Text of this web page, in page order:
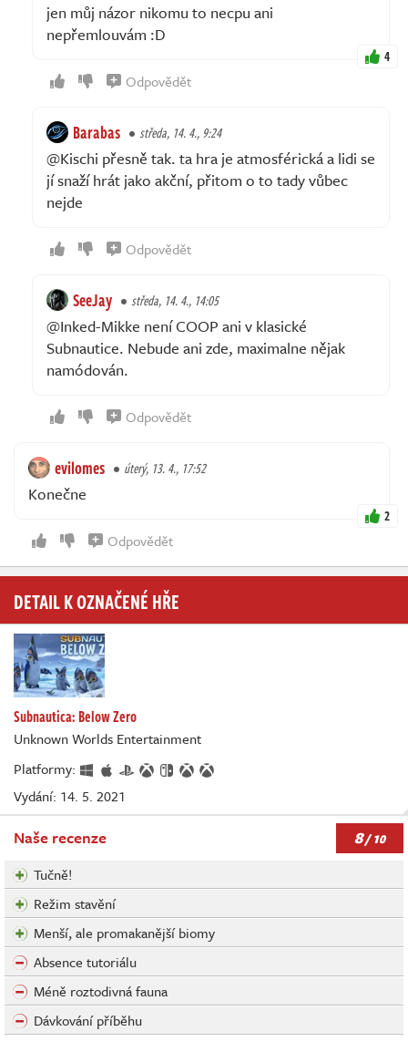
jen můj názor nikomu to necpu ani
nepřemlouvám :D
4
Odpovědět
Barabas středa, 14. 4., 9:24
@Kischi přesně tak. ta hra je atmosférická a lidi se
jí snaží hrát jako akční, přitom o to tady vůbec
nejde
Odpovědět
SeeJay středa, 14. 4., 14:05
@Inked-Mikke není COOP ani v klasické
Subnautice. Nebude ani zde, maximalne nějak
namódován.
Odpovědět
evilomes úterý, 13. 4., 17:52
Konečne
2
Odpovědět
DETAIL K OZNAČENÉ HŘE
Subnautica: Below Zero
Unknown Worlds Entertainment
Platformy:
Vydání: 14. 5. 2021
Naše recenze 8/ 10
Tučně!
Režim stavění
Menší, ale promakanější biomy
Absence tutoriálu
Méně roztodivná fauna
Dávkování příběhu